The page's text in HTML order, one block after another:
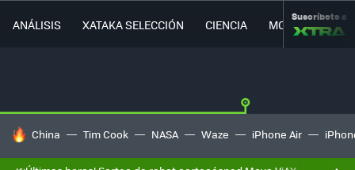
ANÁLISIS XATAKA SELECCIÓN CIENCIA MOVILIDAD
Suscríbete a
HOY SE HABLA DE
China Tim Cook NASA Waze iPhone Air